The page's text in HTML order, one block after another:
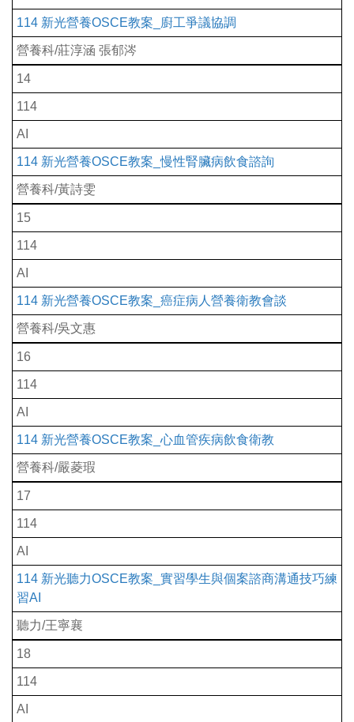
114 新光營養OSCE教案_廚工爭議協調
營養科/莊淳涵 張郁涔
14
114
AI
114 新光營養OSCE教案_慢性腎臟病飲食諮詢
營養科/黃詩雯
15
114
AI
114 新光營養OSCE教案_癌症病人營養衛教會談
營養科/吳文惠
16
114
AI
114 新光營養OSCE教案_心血管疾病飲食衛教
營養科/嚴菱瑕
17
114
AI
114 新光聽力OSCE教案_實習學生與個案諮商溝通技巧練
習AI
聽力/王寧襄
18
114
AI